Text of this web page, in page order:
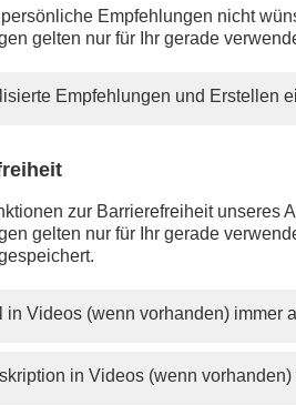
Empfehlungen nicht
gelten nur für Ihr gerade
Empfehlungen und Erstellen
zur Barrierefreiheit unseres
gelten nur für Ihr gerade
in Videos (wenn vorhanden) immer
in Videos (wenn